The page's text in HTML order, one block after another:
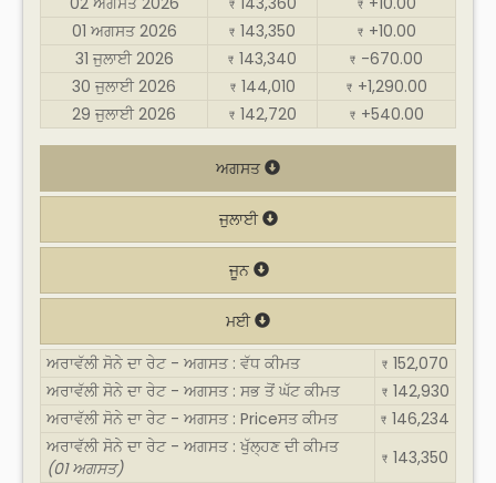
₹ ₹
01 ਅਗਸਤ 2026
₹ 143,350 ₹ +10.00
31 ਜੁਲਾਈ 2026
₹ 143,340 ₹ -670.00
30 ਜੁਲਾਈ 2026
₹ 144,010 ₹ +1,290.00
29 ਜੁਲਾਈ 2026
₹ 142,720 ₹ +540.00
ਅਗਸਤ
ਜੁਲਾਈ
ਜੂਨ
ਮਈ
ਅਰਾਵੱਲੀ ਸੋਨੇ ਦਾ ਰੇਟ - ਅਗਸਤ : ਵੱਧ ਕੀਮਤ
₹ 152,070
ਅਰਾਵੱਲੀ ਸੋਨੇ ਦਾ ਰੇਟ - ਅਗਸਤ : ਸਭ ਤੋਂ ਘੱਟ ਕੀਮਤ
₹ 142,930
ਅਰਾਵੱਲੀ ਸੋਨੇ ਦਾ ਰੇਟ - ਅਗਸਤ : Priceਸਤ ਕੀਮਤ
₹ 146,234
ਅਰਾਵੱਲੀ ਸੋਨੇ ਦਾ ਰੇਟ - ਅਗਸਤ : ਖੁੱਲ੍ਹਣ ਦੀ ਕੀਮਤ
(01 ਅਗਸਤ)
₹ 143,350